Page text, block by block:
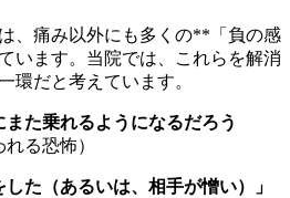
、痛み以外にも多くの**「負の感
います。当院では、これらを解消
環だと考えています。
また乗れるようになるだろう
れる恐怖）
した（あるいは、相手が憎い）」